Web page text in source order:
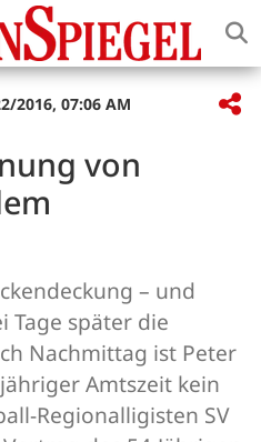
2016, 07:06 AM
von
– und
Tage später die
Nachmittag ist Peter
Amtszeit kein
Regionalligisten SV